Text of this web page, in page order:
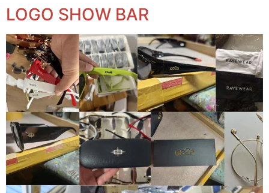
LOGO SHOW BAR